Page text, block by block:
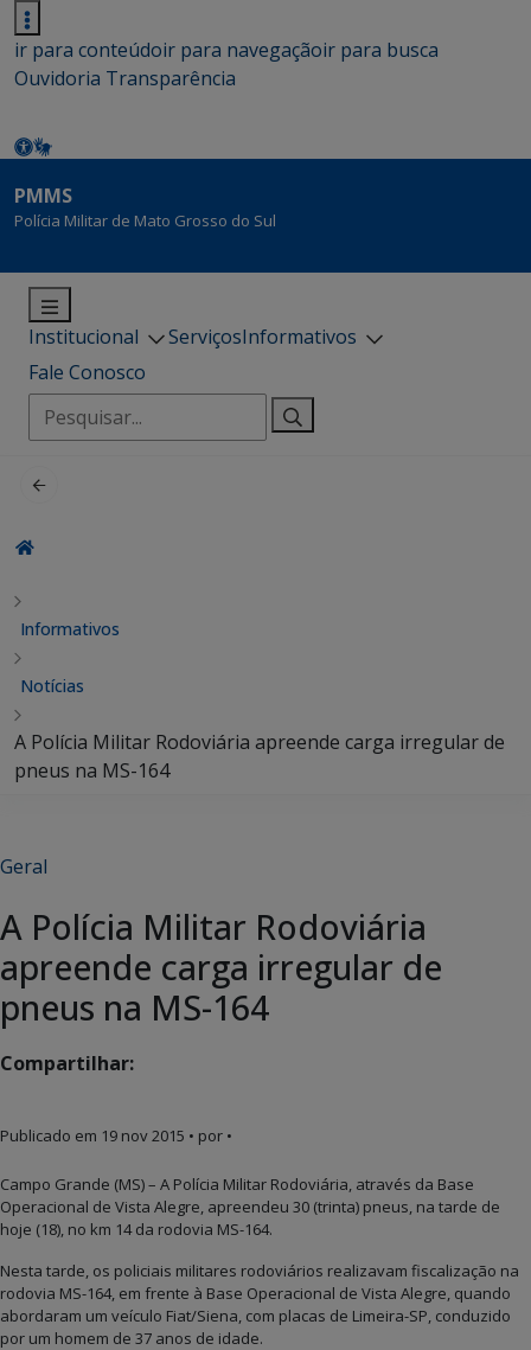
ir para conteúdoir para navegaçãoir para busca
Ouvidoria Transparência
PMMS
Polícia Militar de Mato Grosso do Sul
Institucional ServiçosInformativos
Fale Conosco
Pesquisar
por:
Informativos
Notícias
A Polícia Militar Rodoviária apreende carga irregular de
pneus na MS-164
Geral
A Polícia Militar Rodoviária
apreende carga irregular de
pneus na MS-164
Compartilhar:
Publicado em 19 nov 2015 • por •
Campo Grande (MS) – A Polícia Militar Rodoviária, através da Base
Operacional de Vista Alegre, apreendeu 30 (trinta) pneus, na tarde de
hoje (18), no km 14 da rodovia MS-164.
Nesta tarde, os policiais militares rodoviários realizavam fiscalização na
rodovia MS-164, em frente à Base Operacional de Vista Alegre, quando
abordaram um veículo Fiat/Siena, com placas de Limeira-SP, conduzido
por um homem de 37 anos de idade.